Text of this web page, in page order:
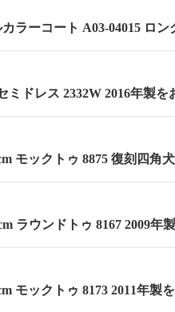
ラーコート A03-04015 ロ
ミドレス 2332W 2016年製を
モックトゥ 8875 復刻四角
ラウンドトゥ 8167 2009年
モックトゥ 8173 2011年製